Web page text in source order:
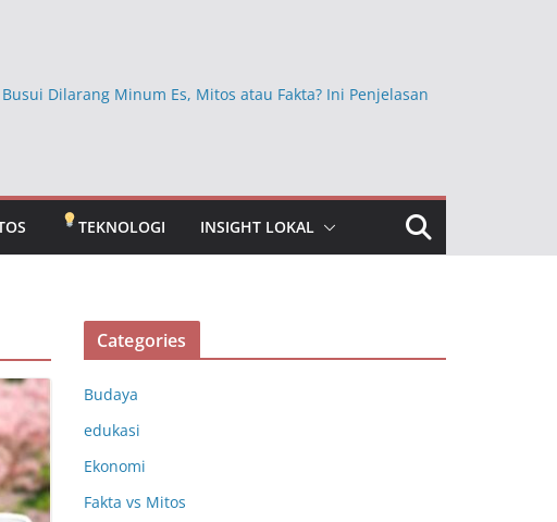
Busui Dilarang Minum Es, Mitos atau Fakta? Ini Penjelasan
Berbahaya bagi Kesehatan?
Mitos Rabun Jauh yang Masih Dipercaya, Ini Faktanya
Dokter Ungkap Khasiat Vitamin C untuk Menjaga Daya
TEKNOLOGI INSIGHT LOKAL
Categories
Budaya
edukasi
Ekonomi
Fakta vs Mitos